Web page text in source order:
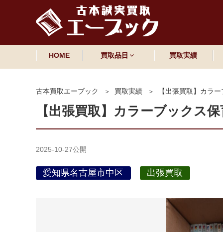
HOME 買取品目 買取実績
古本買取エーブック 買取実績 【出張買取】カラ
【出張買取】カラーブックス
2025-10-27公開
愛知県名古屋市中区 出張買取